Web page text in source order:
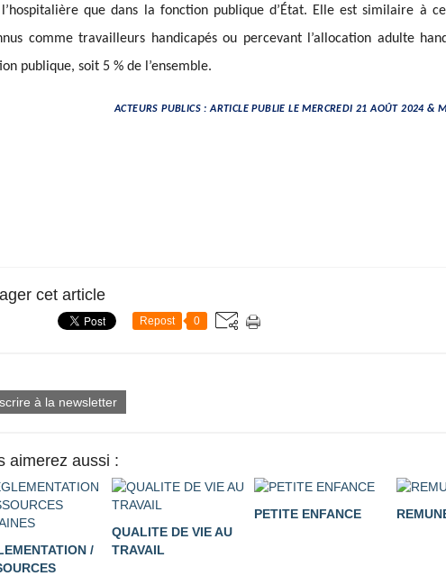
l’hospitalière que dans la fonction publique d’État. Elle est similaire à
comme travailleurs handicapés ou percevant l’allocation adulte
publique, soit 5 % de l’ensemble.
ACTEURS PUBLICS : ARTICLE PUBLIE LE MERCREDI 21 AOÛT 2024 &
cet article
Repost 0
à la newsletter
aimerez aussi :
/
QUALITE DE VIE AU
TRAVAIL
PETITE ENFANCE